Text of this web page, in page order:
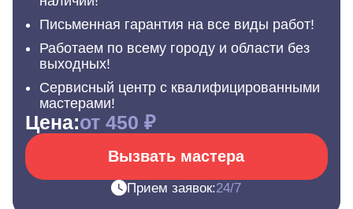
Письменная гарантия на все виды работ!
Работаем по всему городу и области без
выходных!
Сервисный центр с квалифицированными
мастерами!
Цена:от 450 ₽
Вызвать мастера
Прием заявок:24/7